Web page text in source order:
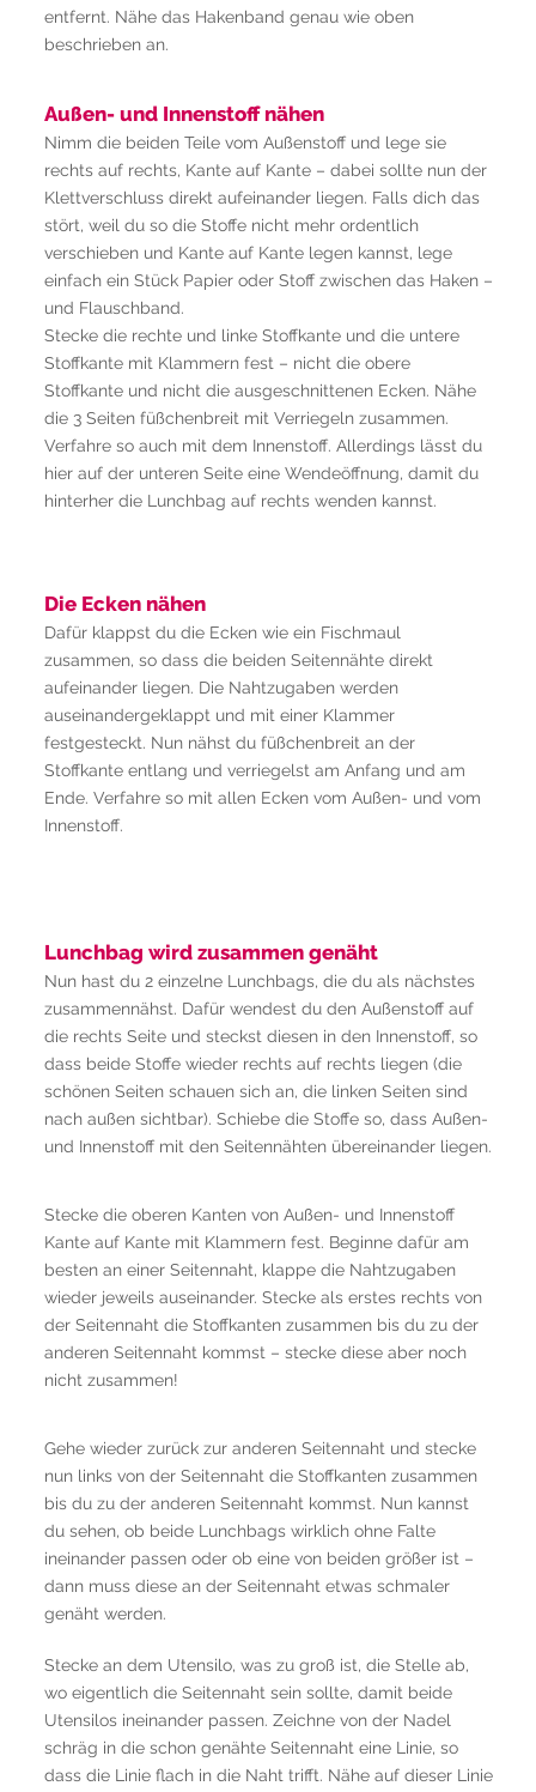
entfernt. Nähe das Hakenband genau wie oben
beschrieben an.
Außen- und Innenstoff nähen
Nimm die beiden Teile vom Außenstoff und lege sie
rechts auf rechts, Kante auf Kante – dabei sollte nun der
Klettverschluss direkt aufeinander liegen. Falls dich das
stört, weil du so die Stoffe nicht mehr ordentlich
verschieben und Kante auf Kante legen kannst, lege
einfach ein Stück Papier oder Stoff zwischen das Haken –
und Flauschband.
Stecke die rechte und linke Stoffkante und die untere
Stoffkante mit Klammern fest – nicht die obere
Stoffkante und nicht die ausgeschnittenen Ecken. Nähe
die 3 Seiten füßchenbreit mit Verriegeln zusammen.
Verfahre so auch mit dem Innenstoff. Allerdings lässt du
hier auf der unteren Seite eine Wendeöffnung, damit du
hinterher die Lunchbag auf rechts wenden kannst.
Die Ecken nähen
Dafür klappst du die Ecken wie ein Fischmaul
zusammen, so dass die beiden Seitennähte direkt
aufeinander liegen. Die Nahtzugaben werden
auseinandergeklappt und mit einer Klammer
festgesteckt. Nun nähst du füßchenbreit an der
Stoffkante entlang und verriegelst am Anfang und am
Ende. Verfahre so mit allen Ecken vom Außen- und vom
Innenstoff.
Lunchbag wird zusammen genäht
Nun hast du 2 einzelne Lunchbags, die du als nächstes
zusammennähst. Dafür wendest du den Außenstoff auf
die rechts Seite und steckst diesen in den Innenstoff, so
dass beide Stoffe wieder rechts auf rechts liegen (die
schönen Seiten schauen sich an, die linken Seiten sind
nach außen sichtbar). Schiebe die Stoffe so, dass Außen-
und Innenstoff mit den Seitennähten übereinander liegen.
Stecke die oberen Kanten von Außen- und Innenstoff
Kante auf Kante mit Klammern fest. Beginne dafür am
besten an einer Seitennaht, klappe die Nahtzugaben
wieder jeweils auseinander. Stecke als erstes rechts von
der Seitennaht die Stoffkanten zusammen bis du zu der
anderen Seitennaht kommst – stecke diese aber noch
nicht zusammen!
Gehe wieder zurück zur anderen Seitennaht und stecke
nun links von der Seitennaht die Stoffkanten zusammen
bis du zu der anderen Seitennaht kommst. Nun kannst
du sehen, ob beide Lunchbags wirklich ohne Falte
ineinander passen oder ob eine von beiden größer ist –
dann muss diese an der Seitennaht etwas schmaler
genäht werden.
Stecke an dem Utensilo, was zu groß ist, die Stelle ab,
wo eigentlich die Seitennaht sein sollte, damit beide
Utensilos ineinander passen. Zeichne von der Nadel
schräg in die schon genähte Seitennaht eine Linie, so
dass die Linie flach in die Naht trifft. Nähe auf dieser Linie